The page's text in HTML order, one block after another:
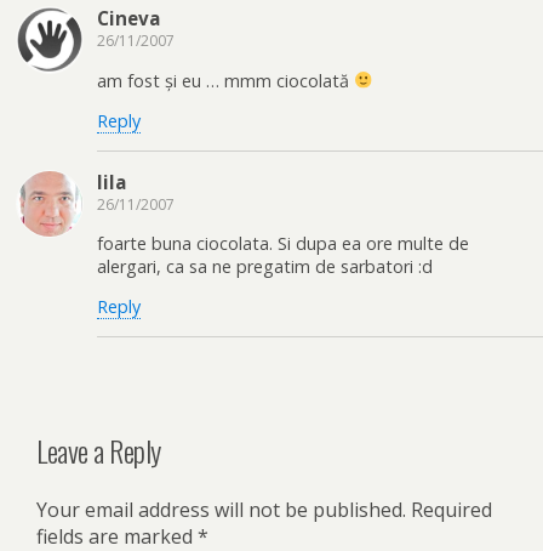
Cineva
26/11/2007
am fost și eu … mmm ciocolată
Reply
lila
26/11/2007
foarte buna ciocolata. Si dupa ea ore multe de
alergari, ca sa ne pregatim de sarbatori :d
Reply
Leave a Reply
Your email address will not be published. Required
fields are marked *